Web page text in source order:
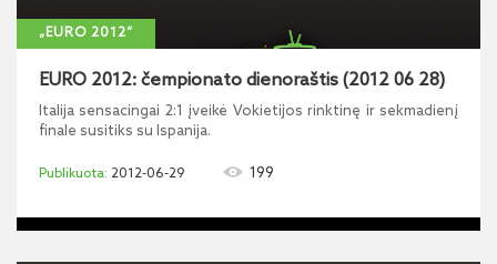
„EURO 2012“
EURO 2012: čempionato dienoraštis (2012 06 28)
Italija sensacingai 2:1 įveikė Vokietijos rinktinę ir sekmadienį
finale susitiks su Ispanija.
2012-06-29 199